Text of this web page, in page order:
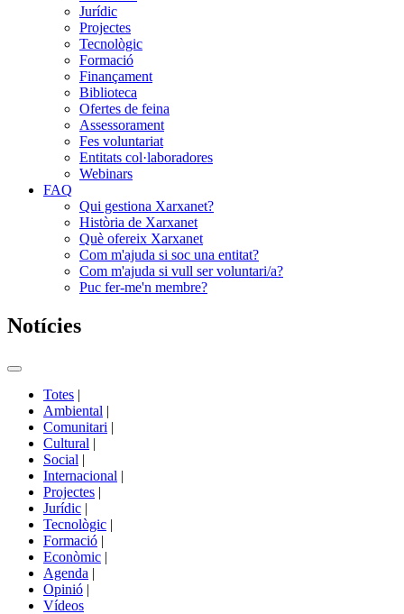
Jurídic
Projectes
Tecnològic
Formació
Finançament
Biblioteca
Ofertes de feina
Assessorament
Fes voluntariat
Entitats col·laboradores
Webinars
FAQ
Qui gestiona Xarxanet?
Història de Xarxanet
Què ofereix Xarxanet
Com m'ajuda si soc una entitat?
Com m'ajuda si vull ser voluntari/a?
Puc fer-me'n membre?
Notícies
Commutador
portals
Totes |
Ambiental |
Comunitari |
Cultural |
Social |
Internacional |
Projectes |
Jurídic |
Tecnològic |
Formació |
Econòmic |
Agenda |
Opinió |
Vídeos